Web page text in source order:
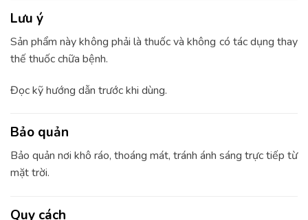
Lưu ý
Sản phẩm này không phải là thuốc và không có tác dụng thay
thế thuốc chữa bệnh.
Đọc kỹ hướng dẫn trước khi dùng.
Bảo quản
Bảo quản nơi khô ráo, thoáng mát, tránh ánh sáng trực tiếp từ
mặt trời.
Quy cách